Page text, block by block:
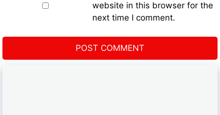
website in this browser for the
next time I comment.